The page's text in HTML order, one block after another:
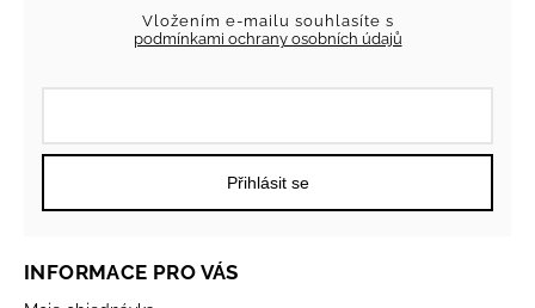
Vložením e-mailu souhlasíte s
podmínkami ochrany osobních údajů
Přihlásit se
INFORMACE PRO VÁS